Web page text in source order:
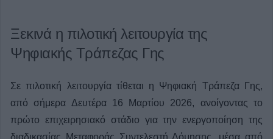
Ξεκινά η πιλοτική λειτουργία της
Ψηφιακής Τράπεζας Γης
Σε πιλοτική λειτουργία τίθεται η Ψηφιακή Τράπεζα Γης,
από σήμερα Δευτέρα 16 Μαρτίου 2026, ανοίγοντας το
πρώτο επιχειρησιακό στάδιο για την ενεργοποίηση της
διαδικασίας Μεταφοράς Συντελεστή Δόμησης, μέσα από